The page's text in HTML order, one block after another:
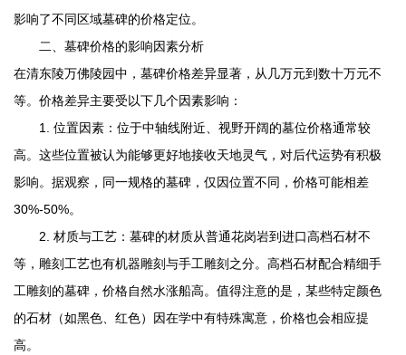
影响了不同区域墓碑的价格定位。
二、墓碑价格的影响因素分析
在清东陵万佛陵园中，墓碑价格差异显著，从几万元到数十万元不
等。价格差异主要受以下几个因素影响：
1. 位置因素：位于中轴线附近、视野开阔的墓位价格通常较
高。这些位置被认为能够更好地接收天地灵气，对后代运势有积极
影响。据观察，同一规格的墓碑，仅因位置不同，价格可能相差
30%-50%。
2. 材质与工艺：墓碑的材质从普通花岗岩到进口高档石材不
等，雕刻工艺也有机器雕刻与手工雕刻之分。高档石材配合精细手
工雕刻的墓碑，价格自然水涨船高。值得注意的是，某些特定颜色
的石材（如黑色、红色）因在学中有特殊寓意，价格也会相应提
高。